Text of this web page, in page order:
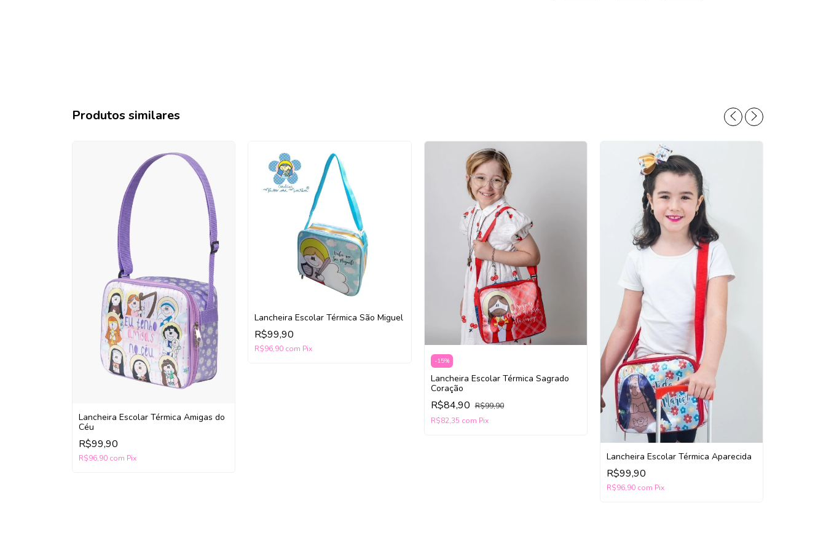
Produtos similares
Lancheira Escolar Térmica Amigas do
Céu
R$99,90
R$96,90 com Pix
Lancheira Escolar Térmica São Miguel
R$99,90
R$96,90 com Pix
-15%
Lancheira Escolar Térmica Sagrado
Coração
R$84,90 R$99,90
R$82,35 com Pix
Lancheira Escolar Térmica Aparecida
R$99,90
R$96,90 com Pix